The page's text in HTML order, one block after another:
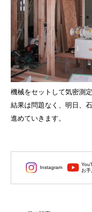
機械をセットして気密測定
結果は問題なく、明日、
進めていきます。
Instagram
お手